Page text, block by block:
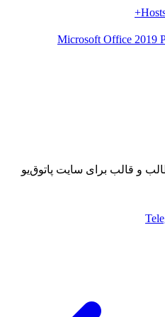
و قالب برای سایت پاتوق‌یو